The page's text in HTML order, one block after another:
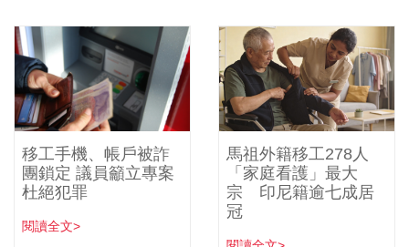
移工手機、帳戶被詐
團鎖定 議員籲立專案
杜絕犯罪
閱讀全文>
馬祖外籍移工278人
「家庭看護」最大
宗 印尼籍逾七成居
冠